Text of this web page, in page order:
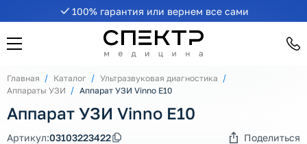
100% гарантия или вернем все сами
Главная Каталог
Ультразвуковая диагностика
Аппараты УЗИ
Аппарат УЗИ Vinno E10
Аппарат УЗИ Vinno E10
Артикул:03103223422 Поделиться